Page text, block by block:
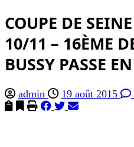
COUPE DE
10/11 – 16ÈME
BUSSY PASSE
admin 19 août 2015